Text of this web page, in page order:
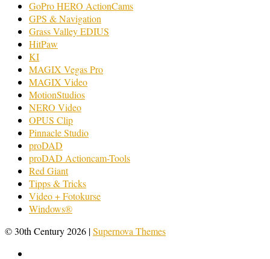
GoPro HERO ActionCams
GPS & Navigation
Grass Valley EDIUS
HitPaw
KI
MAGIX Vegas Pro
MAGIX Video
MotionStudios
NERO Video
OPUS Clip
Pinnacle Studio
proDAD
proDAD Actioncam-Tools
Red Giant
Tipps & Tricks
Video + Fotokurse
Windows®
© 30th Century 2026 |Supernova Themes